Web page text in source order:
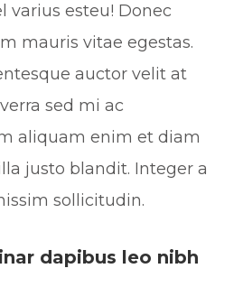
varius esteu! Donec
mauris vitae egestas.
auctor velit at
sed mi ac
aliquam enim et diam
justo blandit. Integer a
sollicitudin.
dapibus leo nibh